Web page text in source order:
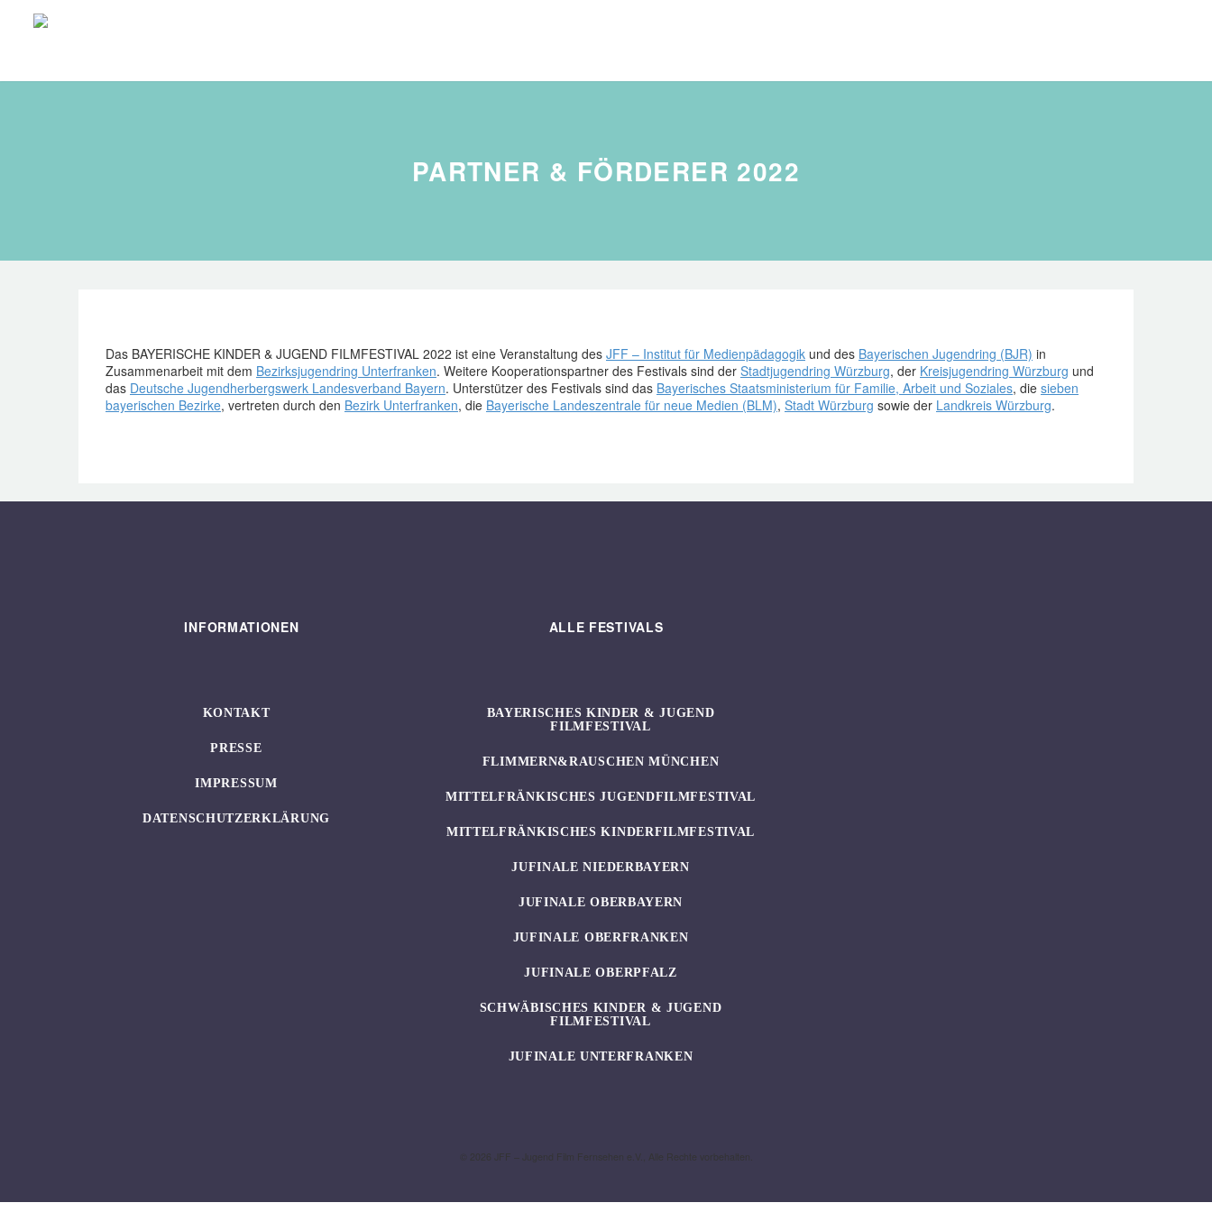
PARTNER & FÖRDERER 2022
Das BAYERISCHE KINDER & JUGEND FILMFESTIVAL 2022 ist eine Veranstaltung des JFF – Institut für Medienpädagogik und des Bayerischen Jugendring (BJR) in
Zusammenarbeit mit dem Bezirksjugendring Unterfranken. Weitere Kooperationspartner des Festivals sind der Stadtjugendring Würzburg, der Kreisjugendring Würzburg und
das Deutsche Jugendherbergswerk Landesverband Bayern. Unterstützer des Festivals sind das Bayerisches Staatsministerium für Familie, Arbeit und Soziales, die sieben
bayerischen Bezirke, vertreten durch den Bezirk Unterfranken, die Bayerische Landeszentrale für neue Medien (BLM), Stadt Würzburg sowie der Landkreis Würzburg.
INFORMATIONEN
KONTAKT
PRESSE
IMPRESSUM
DATENSCHUTZERKLÄRUNG
ALLE FESTIVALS
BAYERISCHES KINDER & JUGEND
FILMFESTIVAL
FLIMMERN&RAUSCHEN MÜNCHEN
MITTELFRÄNKISCHES JUGENDFILMFESTIVAL
MITTELFRÄNKISCHES KINDERFILMFESTIVAL
JUFINALE NIEDERBAYERN
JUFINALE OBERBAYERN
JUFINALE OBERFRANKEN
JUFINALE OBERPFALZ
SCHWÄBISCHES KINDER & JUGEND
FILMFESTIVAL
JUFINALE UNTERFRANKEN
© 2026 JFF – Jugend Film Fernsehen e.V., Alle Rechte vorbehalten.